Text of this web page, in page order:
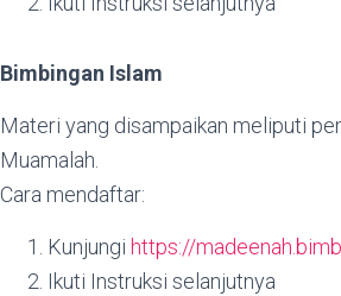
Bimbingan Islam
Materi yang disampaikan meliputi
Muamalah.
Cara mendaftar:
Kunjungi https://
Ikuti Instruksi selanjutnya